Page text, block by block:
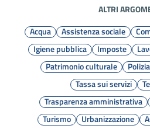
ALTRI
Acqua
Assistenza sociale
Igiene pubblica
Imposte
Patrimonio culturale
Polizia
Tassa sui servizi
Trasparenza amministrativa
Turismo
Urbanizzazione